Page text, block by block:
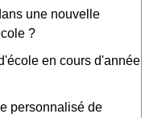
une nouvelle
?
en cours d'année
personnalisé de